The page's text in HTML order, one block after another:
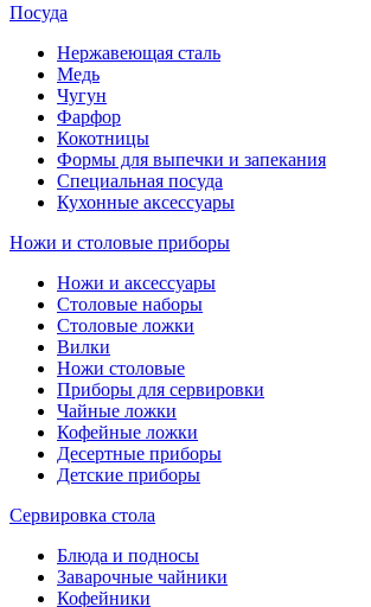
Посуда
Нержавеющая сталь
Медь
Чугун
Фарфор
Кокотницы
Формы для выпечки и запекания
Специальная посуда
Кухонные аксессуары
Ножи и столовые приборы
Ножи и аксессуары
Столовые наборы
Столовые ложки
Вилки
Ножи столовые
Приборы для сервировки
Чайные ложки
Кофейные ложки
Десертные приборы
Детские приборы
Сервировка стола
Блюда и подносы
Заварочные чайники
Кофейники